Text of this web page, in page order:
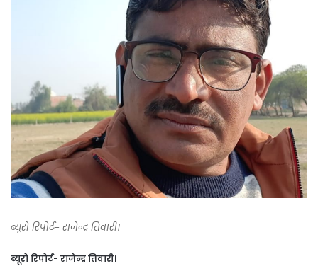
ब्यूरो रिपोर्ट- राजेन्द्र तिवारी।
ब्यूरो रिपोर्ट- राजेन्द्र तिवारी।